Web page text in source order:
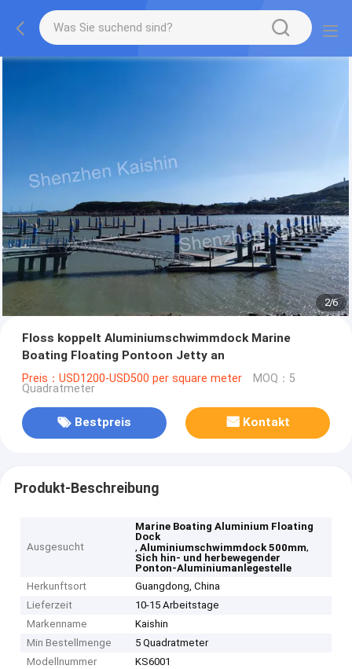
2/6
Floss koppelt Aluminiumschwimmdock Marine
Boating Floating Pontoon Jetty an
Preis：USD1200-USD500 per square meter MOQ：5
Quadratmeter
Bestpreis Kontakt
Produkt-Beschreibung
Ausgesucht
Marine Boating Aluminium Floating
Dock
,Aluminiumschwimmdock 500mm,
Sich hin- und herbewegender
Ponton-Aluminiumanlegestelle
Herkunftsort
Guangdong, China
Lieferzeit
10-15 Arbeitstage
Markenname
Kaishin
Min Bestellmenge
5 Quadratmeter
Modellnummer
KS6001